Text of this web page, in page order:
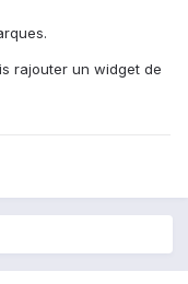
rajouter un widget de